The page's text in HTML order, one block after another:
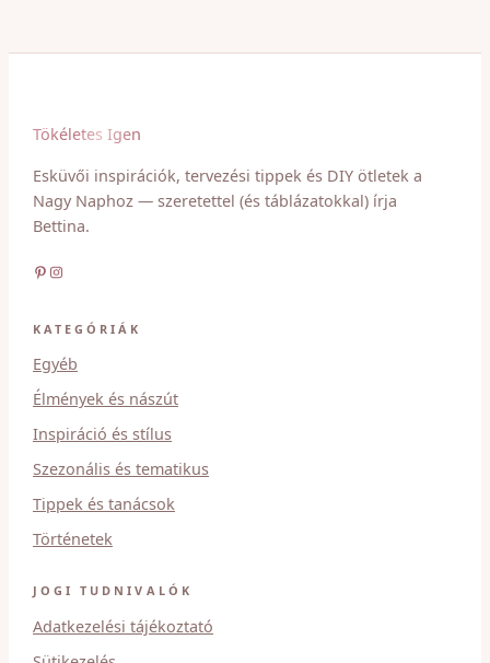
Tökéletes Igen
Esküvői inspirációk, tervezési tippek és DIY ötletek a
Nagy Naphoz — szeretettel (és táblázatokkal) írja
Bettina.
Pinterest Instagram
KATEGÓRIÁK
Egyéb
Élmények és nászút
Inspiráció és stílus
Szezonális és tematikus
Tippek és tanácsok
Történetek
JOGI TUDNIVALÓK
Adatkezelési tájékoztató